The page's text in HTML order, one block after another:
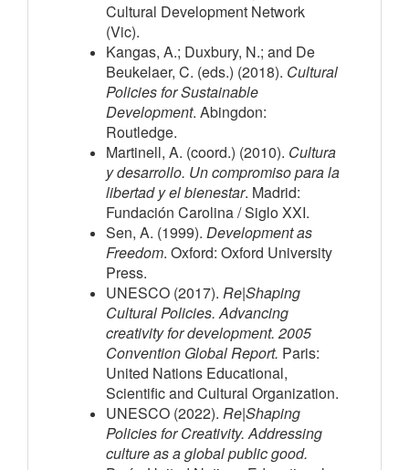
Cultural Development Network
(Vic).
Kangas, A.; Duxbury, N.; and De
Beukelaer, C. (eds.) (2018). Cultural
Policies for Sustainable
Development. Abingdon:
Routledge.
Martinell, A. (coord.) (2010). Cultura
y desarrollo. Un compromiso para la
libertad y el bienestar. Madrid:
Fundación Carolina / Siglo XXI.
Sen, A. (1999). Development as
Freedom. Oxford: Oxford University
Press.
UNESCO (2017). Re|Shaping
Cultural Policies. Advancing
creativity for development. 2005
Convention Global Report. Paris:
United Nations Educational,
Scientific and Cultural Organization.
UNESCO (2022). Re|Shaping
Policies for Creativity. Addressing
culture as a global public good.